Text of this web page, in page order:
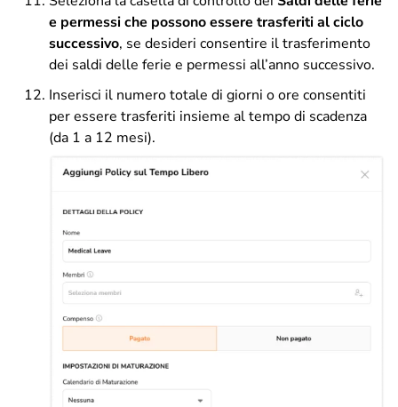
e permessi che possono essere trasferiti al ciclo
successivo, se desideri consentire il trasferimento
dei saldi delle ferie e permessi all’anno successivo.
Inserisci il numero totale di giorni o ore consentiti
per essere trasferiti insieme al tempo di scadenza
(da 1 a 12 mesi).